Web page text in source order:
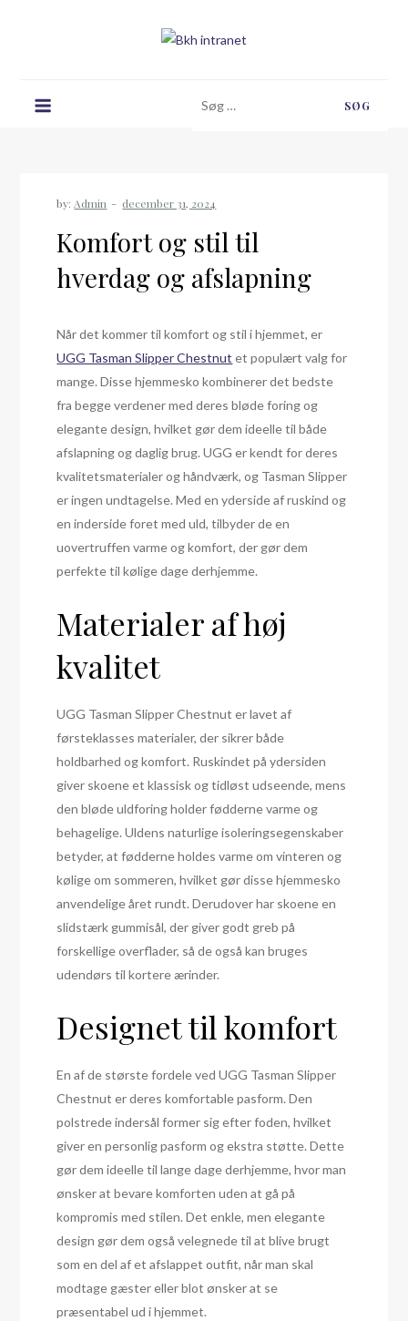
efter:
by:Admin
Komfort og stil til
hverdag og afslapning
Når det kommer til komfort og stil i hjemmet, er
UGG Tasman Slipper Chestnut et populært valg for
mange. Disse hjemmesko kombinerer det bedste
fra begge verdener med deres bløde foring og
elegante design, hvilket gør dem ideelle til både
afslapning og daglig brug. UGG er kendt for deres
kvalitetsmaterialer og håndværk, og Tasman Slipper
er ingen undtagelse. Med en yderside af ruskind og
en inderside foret med uld, tilbyder de en
uovertruffen varme og komfort, der gør dem
perfekte til kølige dage derhjemme.
Materialer af høj
kvalitet
UGG Tasman Slipper Chestnut er lavet af
førsteklasses materialer, der sikrer både
holdbarhed og komfort. Ruskindet på ydersiden
giver skoene et klassisk og tidløst udseende, mens
den bløde uldforing holder fødderne varme og
behagelige. Uldens naturlige isoleringsegenskaber
betyder, at fødderne holdes varme om vinteren og
kølige om sommeren, hvilket gør disse hjemmesko
anvendelige året rundt. Derudover har skoene en
slidstærk gummisål, der giver godt greb på
forskellige overflader, så de også kan bruges
udendørs til kortere ærinder.
Designet til komfort
En af de største fordele ved UGG Tasman Slipper
Chestnut er deres komfortable pasform. Den
polstrede indersål former sig efter foden, hvilket
giver en personlig pasform og ekstra støtte. Dette
gør dem ideelle til lange dage derhjemme, hvor man
ønsker at bevare komforten uden at gå på
kompromis med stilen. Det enkle, men elegante
design gør dem også velegnede til at blive brugt
som en del af et afslappet outfit, når man skal
modtage gæster eller blot ønsker at se
præsentabel ud i hjemmet.